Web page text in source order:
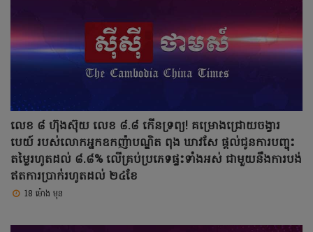
លេខ ៨ ហ៊ុងស៊ុយ លេខ ៨.៨ កើនទ្រព្យ! គម្រោងជ្រោយចង្វារ
បេយ៍ របស់លោកអ្នកឧកញ៉ាបណ្ឌិត ពុង ឃាវសែ ផ្តល់ជូនការបញ្ចុះ
តម្លៃរហូតដល់ ៨.៨% លើគ្រប់ប្រភេទផ្ទះទាំងអស់ ជាមួយនឹងការបង់
ឥតការប្រាក់់រហូតដល់ ២៤ខែ
18 ម៉ោង មុន